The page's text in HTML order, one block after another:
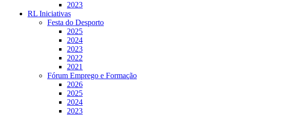
2023
RL Iniciativas
Festa do Desporto
2025
2024
2023
2022
2021
Fórum Emprego e Formação
2026
2025
2024
2023